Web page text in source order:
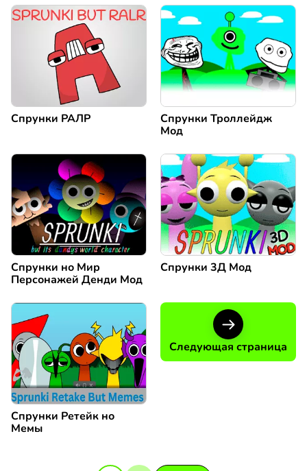
Спрунки РАЛР
Спрунки Троллейдж
Мод
Спрунки но Мир
Персонажей Денди Мод
Спрунки 3Д Мод
Спрунки Ретейк но
Мемы
Следующая страница